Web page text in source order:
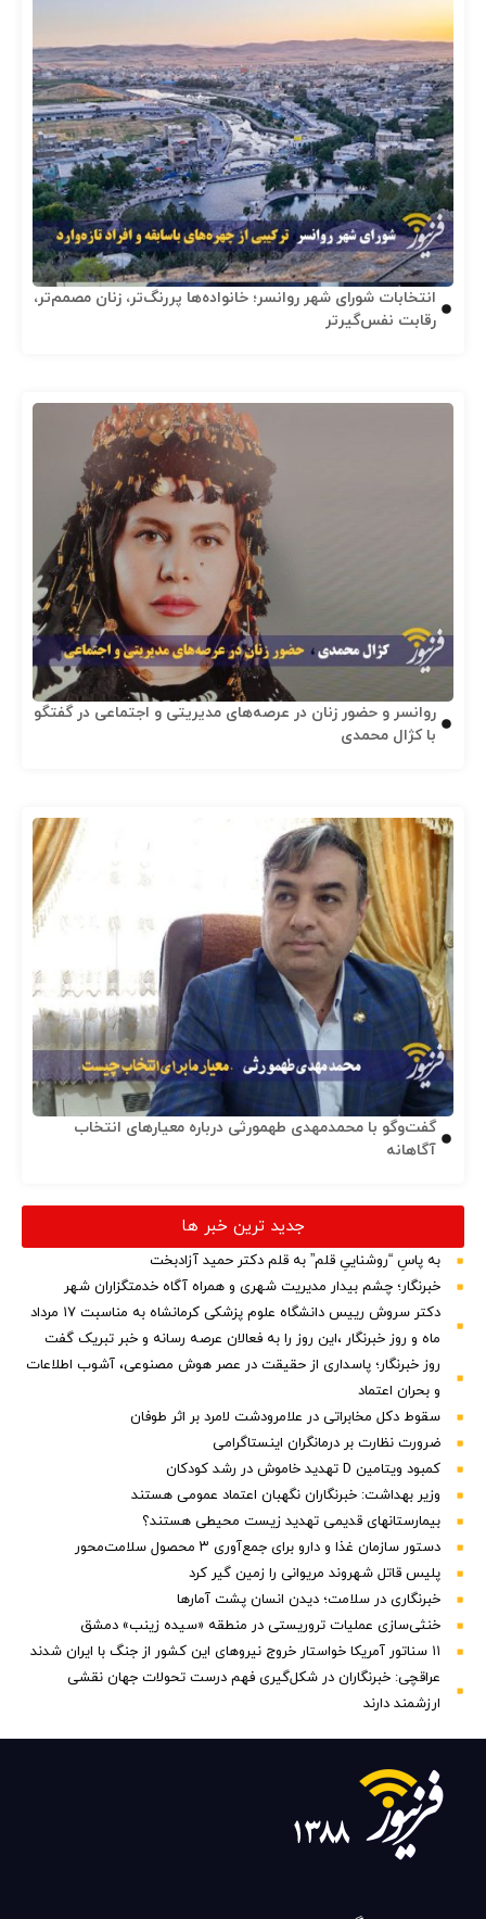
انتخابات شورای شهر روانسر؛ خانواده‌ها پررنگ‌تر، زنان مصمم‌تر،
رقابت نفس‌گیرتر
روانسر و حضور زنان در عرصه‌های مدیریتی و اجتماعی در گفتگو
با کژال محمدی
گفت‌وگو با محمدمهدی طهمورثی درباره معیارهای انتخاب
آگاهانه
جدید ترین خبر ها
به پاسِ “روشناییِ قلم” به قلم دکتر حمید آزادبخت
خبرنگار؛ چشم بیدار مدیریت شهری و همراه آگاه خدمتگزاران شهر
دکتر سروش رییس دانشگاه علوم پزشکی کرمانشاه به مناسبت ۱۷ مرداد
ماه و روز خبرنگار ،این روز را به فعالان عرصه رسانه و خبر تبریک گفت
روز خبرنگار؛ پاسداری از حقیقت در عصر هوش مصنوعی، آشوب اطلاعات
و بحران اعتماد
سقوط دکل مخابراتی در علامرودشت لامرد بر اثر طوفان
ضرورت نظارت بر درمانگران اینستاگرامی
کمبود ویتامین D تهدید خاموش در رشد کودکان
وزیر بهداشت: خبرنگاران نگهبان اعتماد عمومی هستند
بیمارستانهای قدیمی تهدید زیست محیطی هستند؟
دستور سازمان غذا و دارو برای جمع‌آوری ۳ محصول سلامت‌محور
پلیس قاتل شهروند مریوانی را زمین گیر کرد
خبرنگاری در سلامت؛ دیدن انسان پشت آمارها
خنثی‌سازی عملیات تروریستی در منطقه «سیده زینب» دمشق
۱۱ سناتور آمریکا خواستار خروج نیروهای این کشور از جنگ با ایران شدند
عراقچی: خبرنگاران در شکل‌گیری فهم درست تحولات جهان نقشی
ارزشمند دارند